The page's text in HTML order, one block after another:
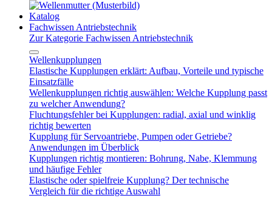
Katalog
Fachwissen Antriebstechnik
Zur Kategorie Fachwissen Antriebstechnik
Wellenkupplungen
Elastische Kupplungen erklärt: Aufbau, Vorteile und typische
Einsatzfälle
Wellenkupplungen richtig auswählen: Welche Kupplung passt
zu welcher Anwendung?
Fluchtungsfehler bei Kupplungen: radial, axial und winklig
richtig bewerten
Kupplung für Servoantriebe, Pumpen oder Getriebe?
Anwendungen im Überblick
Kupplungen richtig montieren: Bohrung, Nabe, Klemmung
und häufige Fehler
Elastische oder spielfreie Kupplung? Der technische
Vergleich für die richtige Auswahl